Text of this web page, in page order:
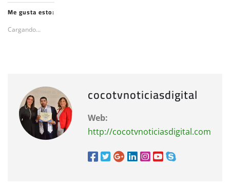
Me gusta esto:
Cargando...
cocotvnoticiasdigital
Web:
http://cocotvnoticiasdigital.com